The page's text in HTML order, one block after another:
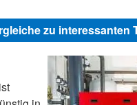
zu interessanten